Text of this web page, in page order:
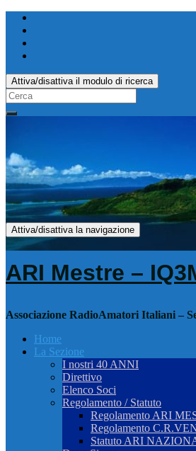
Attiva/disattiva il modulo di ricerca
Search
for:
Attiva/disattiva la navigazione
ARI Mestre –
Associazione RadioAmatori Italiani –
Home
La Sezione
I nostri 40 ANNI
Direttivo
Elenco Soci
Regolamento / Statuto
Regolamento ARI
Regolamento
Statuto ARI